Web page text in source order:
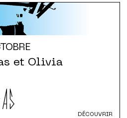
et Olivia
DÉCOUVRIR